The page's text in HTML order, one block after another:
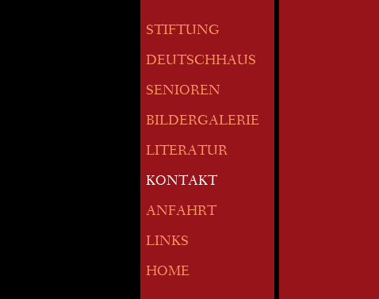
STIFTUNG
DEUTSCHHAUS
SENIOREN
BILDERGALERIE
LITERATUR
KONTAKT
ANFAHRT
LINKS
HOME